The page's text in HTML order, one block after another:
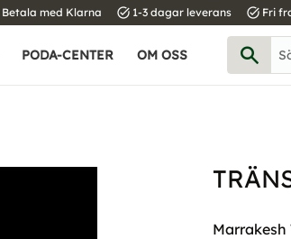
Betala med Klarna task_alt 1-3 dagar leverans task_alt Fri
PODA-CENTER OM OSS
Marrakesh